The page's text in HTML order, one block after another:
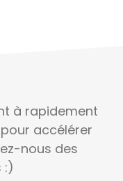
à rapidement
accélérer
nous des
:)